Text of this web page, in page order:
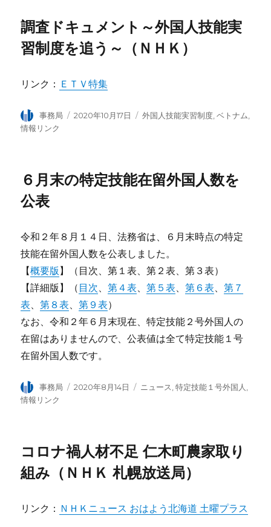
調査ドキュメント～外国人技能実
習制度を追う～（ＮＨＫ）
リンク： ＥＴＶ特集
投
稿
事務局
投
2020年10月17日
カ
外国人技能実習制度 ,ベトナム
情報リンク
６月末の特定技能在留外国人数を
公表
令和２年８月１４日、法務省は、６月末時点の特定
技能在留外国人数を公表しました。
【概要版 】（目次、第１表、第２表、第３表）
【詳細版】（ 目次、第４表、第５表、第６表、第７
表、第８表、第９表）
なお、令和２年６月末現在、特定技能２号外国人の
在留はありませんので、公表値は全て特定技能１号
在留外国人数です。
投
稿
事務局
投
2020年8月14日
カ
ニュース,特定技能１号外国人,
情報リンク
コロナ禍人材不足 仁木町農家取り
組み（ＮＨＫ 札幌放送局）
リンク： ＮＨＫニュース おはよう北海道 土曜プラス